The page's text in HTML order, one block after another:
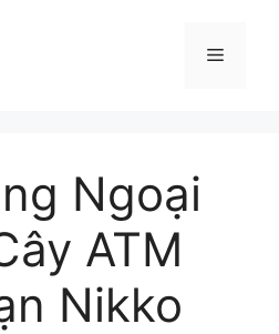
Menu
Ngoại
ATM
Nikko